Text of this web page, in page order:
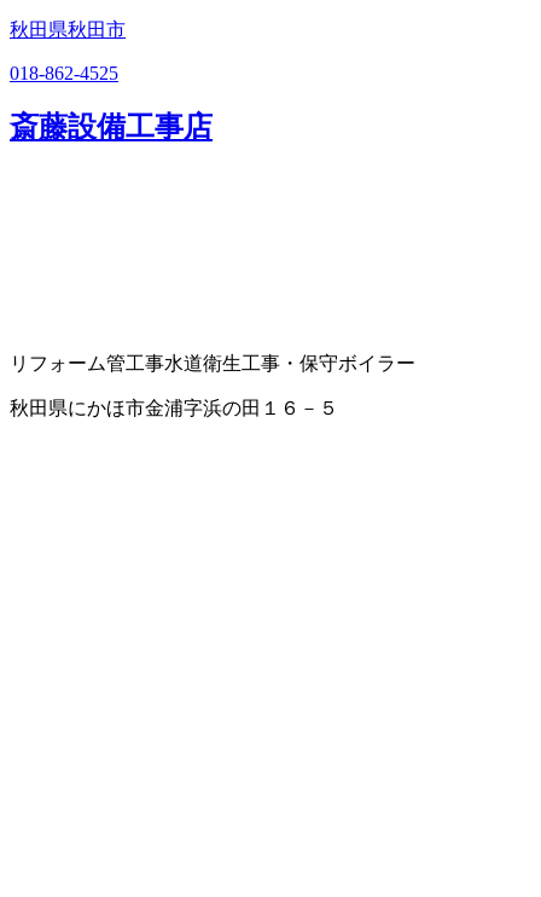
秋田県秋田市
018-862-4525
斎藤設備工事店
リフォーム管工事水道衛生工事・保守ボイラー
秋田県にかほ市金浦字浜の田１６－５